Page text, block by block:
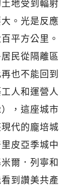
地受到輻射
。光是反應
平方公里。
民從隔離區
也不能回到
人和運營人
），這座城市
代的龐培城
皮亞季城中
爾．列寧和
到讚美共產